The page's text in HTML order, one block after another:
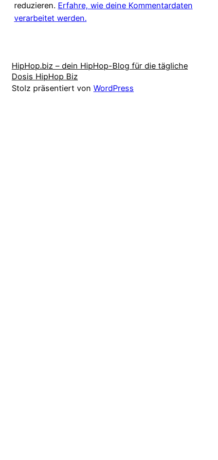
reduzieren. Erfahre, wie deine Kommentardaten
verarbeitet werden.
HipHop.biz – dein HipHop-Blog für die tägliche
Dosis HipHop Biz
Stolz präsentiert von WordPress